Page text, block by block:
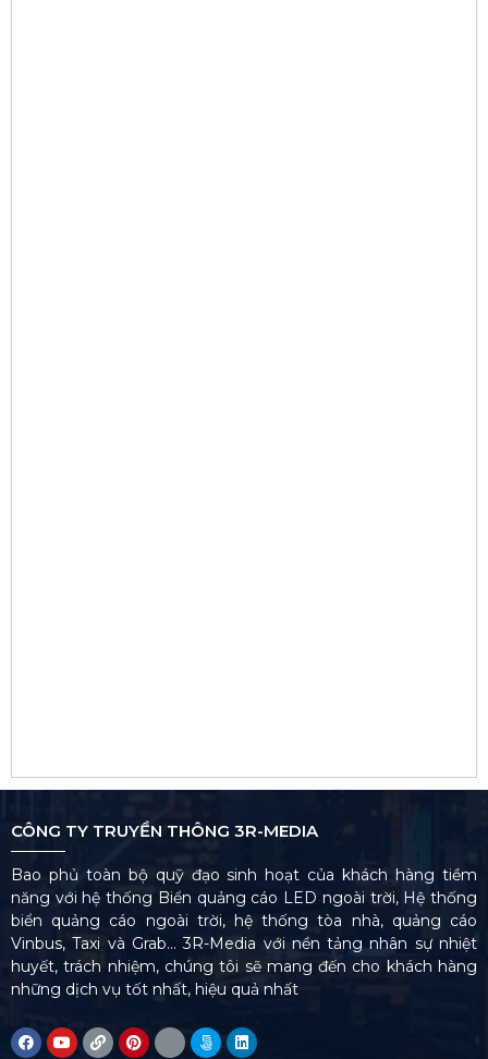
CÔNG TY TRUYỀN THÔNG 3R-MEDIA
Bao phủ toàn bộ quỹ đạo sinh hoạt của khách hàng tiềm
năng với hệ thống Biển quảng cáo LED ngoài trời, Hệ thống
biển quảng cáo ngoài trời, hệ thống tòa nhà, quảng cáo
Vinbus, Taxi và Grab… 3R-Media với nền tảng nhân sự nhiệt
huyết, trách nhiệm, chúng tôi sẽ mang đến cho khách hàng
những dịch vụ tốt nhất, hiệu quả nhất